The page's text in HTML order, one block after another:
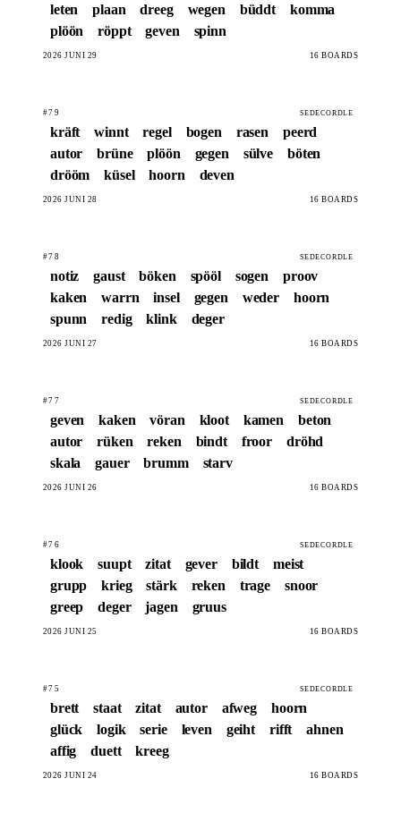
leten
plaan dreeg wegen büddt
komma
plöön
röppt geven spinn
2026 JUNI 29 16 BOARDS
#79 SEDECORDLE
kräft winnt regel bogen rasen
peerd
autor
brüne plöön gegen sülve
böten
drööm
küsel hoorn deven
2026 JUNI 28 16 BOARDS
#78 SEDECORDLE
notiz gaust böken spööl sogen
proov
kaken
warrn insel gegen weder
hoorn
spunn
redig klink deger
2026 JUNI 27 16 BOARDS
#77 SEDECORDLE
geven kaken vöran kloot kamen
beton
autor
rüken reken bindt froor
dröhd
skala
gauer brumm starv
2026 JUNI 26 16 BOARDS
#76 SEDECORDLE
klook suupt zitat gever bildt
meist
grupp
krieg stärk reken trage
snoor
greep
deger jagen gruus
2026 JUNI 25 16 BOARDS
#75 SEDECORDLE
brett staat zitat autor afweg
hoorn
glück
logik serie leven geiht rifft
ahnen
affig
duett kreeg
2026 JUNI 24 16 BOARDS